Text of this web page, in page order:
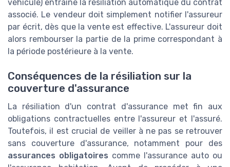
véhicule) entraîne la résiliation automatique du contrat
associé. Le vendeur doit simplement notifier l'assureur
par écrit, dès que la vente est effective. L'assureur doit
alors rembourser la partie de la prime correspondant à
la période postérieure à la vente.
Conséquences de la résiliation sur la
couverture d'assurance
La résiliation d'un contrat d'assurance met fin aux
obligations contractuelles entre l'assureur et l'assuré.
Toutefois, il est crucial de veiller à ne pas se retrouver
sans couverture d'assurance, notamment pour des
assurances obligatoires comme l'assurance auto ou